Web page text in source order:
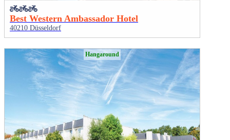
Best Western Ambassador Hotel
40210 Düsseldorf
Hangaround